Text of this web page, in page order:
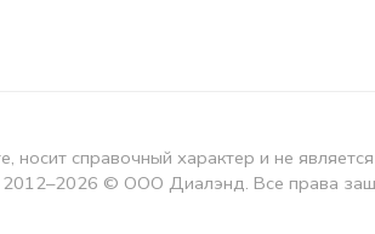
носит справочный характер и не
2012–2026 © ООО Диалэнд. Все права